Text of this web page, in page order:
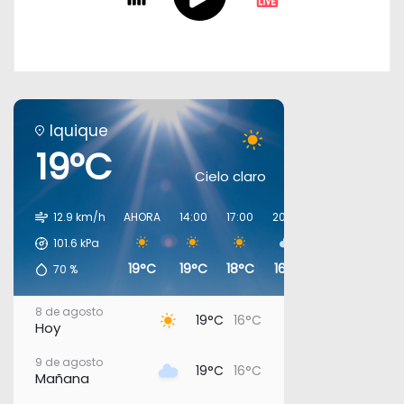
Iquique
19°C Cielo claro
12.9 km/h
101.6 kPa
70 %
AHORA
19°C
14:00
19°C
17:00
18°C
20:00
16°C
8 de agosto
Hoy 19°C 16°C
9 de agosto
Mañana 19°C 16°C